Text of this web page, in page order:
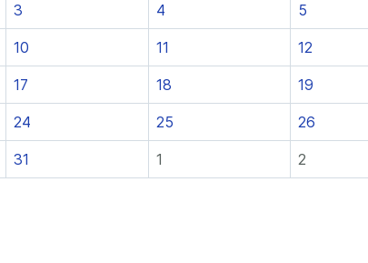
3 4 5
10 11 12
17 18 19
24 25 26
31 1 2